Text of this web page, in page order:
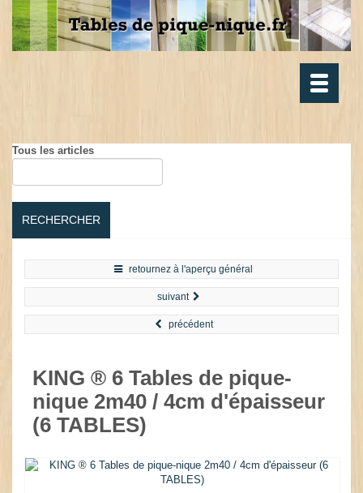
Toggle
Tous les articles
RECHERCHER
retournez à l'aperçu général
suivant
précédent
KING ® 6 Tables de pique-
nique 2m40 / 4cm d'épaisseur
(6 TABLES)